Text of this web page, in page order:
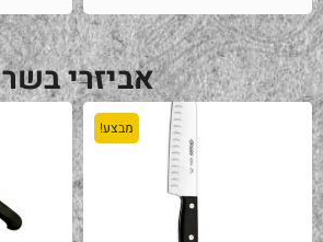
אביזרי בשר
מבצע!